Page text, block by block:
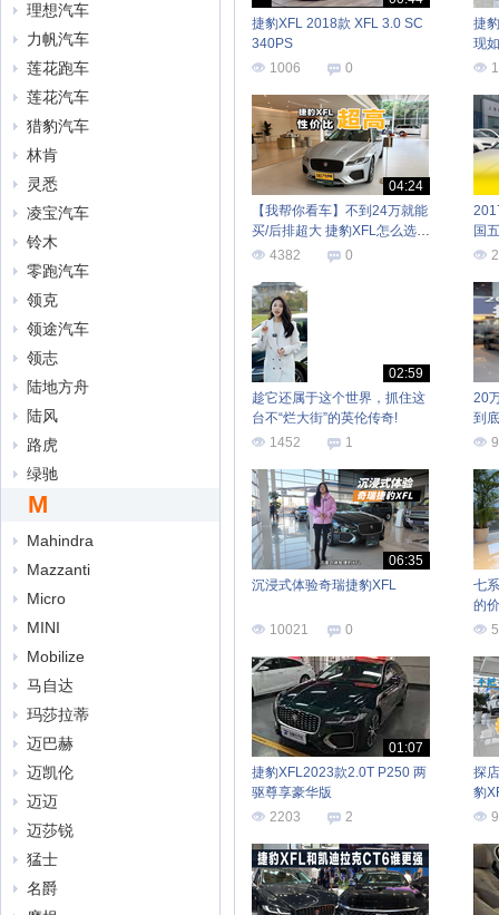
理想汽车
力帆汽车
莲花跑车
莲花汽车
猎豹汽车
林肯
灵悉
凌宝汽车
铃木
零跑汽车
领克
领途汽车
领志
陆地方舟
陆风
路虎
绿驰
M
Mahindra
Mazzanti
Micro
MINI
Mobilize
马自达
玛莎拉蒂
迈巴赫
迈凯伦
迈迈
迈莎锐
猛士
名爵
捷豹XFL 2018款 XFL 3.0 SC
340PS
1006
0
捷
现
04:24
【我帮你看车】不到24万就能
买/后排超大 捷豹XFL怎么选最
合适？
4382 0
国
02:59
趁它还属于这个世界，抓住这
台不“烂大街”的英伦传奇!
1452
1
20
到
06:35
沉浸式体验奇瑞捷豹XFL
10021 0
七
的
捷
01:07
捷豹XFL2023款2.0T P250 两
驱尊享豪华版
2203
2
探
豹